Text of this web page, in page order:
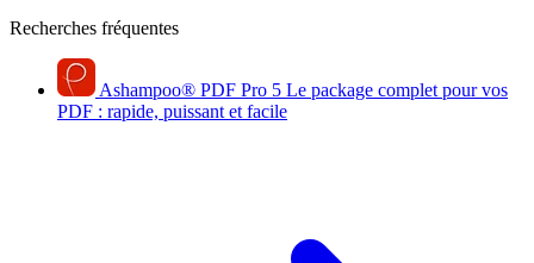
Recherches fréquentes
Ashampoo® PDF Pro 5 Le package complet pour vos
PDF : rapide, puissant et facile